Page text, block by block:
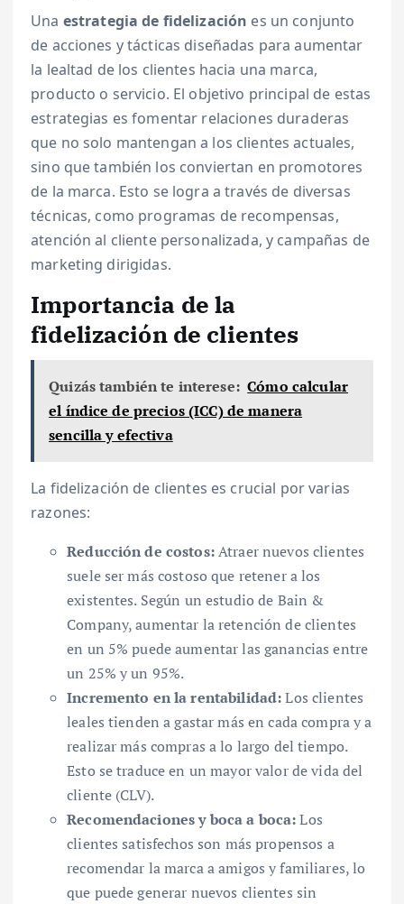
Una estrategia de fidelización es un conjunto
de acciones y tácticas diseñadas para aumentar
la lealtad de los clientes hacia una marca,
producto o servicio. El objetivo principal de estas
estrategias es fomentar relaciones duraderas
que no solo mantengan a los clientes actuales,
sino que también los conviertan en promotores
de la marca. Esto se logra a través de diversas
técnicas, como programas de recompensas,
atención al cliente personalizada, y campañas de
marketing dirigidas.
Importancia de la
fidelización de clientes
Quizás también te interese: Cómo calcular
el índice de precios (ICC) de manera
sencilla y efectiva
La fidelización de clientes es crucial por varias
razones:
Reducción de costos:Atraer nuevos clientes
suele ser más costoso que retener a los
existentes. Según un estudio de Bain &
Company, aumentar la retención de clientes
en un 5% puede aumentar las ganancias entre
un 25% y un 95%.
Incremento en la rentabilidad:Los clientes
leales tienden a gastar más en cada compra y a
realizar más compras a lo largo del tiempo.
Esto se traduce en un mayor valor de vida del
cliente (CLV).
Recomendaciones y boca a boca:Los
clientes satisfechos son más propensos a
recomendar la marca a amigos y familiares, lo
que puede generar nuevos clientes sin